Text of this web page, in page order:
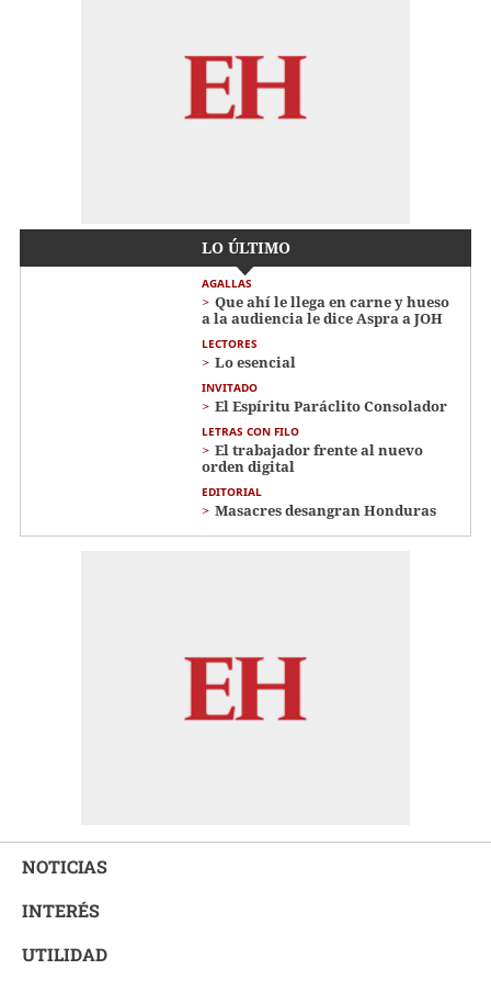
LO ÚLTIMO
AGALLAS
Que ahí le llega en carne y hueso
a la audiencia le dice Aspra a JOH
LECTORES
Lo esencial
INVITADO
El Espíritu Paráclito Consolador
LETRAS CON FILO
El trabajador frente al nuevo
orden digital
EDITORIAL
Masacres desangran Honduras
NOTICIAS
INTERÉS
UTILIDAD